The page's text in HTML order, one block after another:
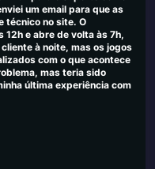
um email para que as
técnico no site. O
e abre de volta às 7h,
à noite, mas os jogos
com o que acontece
mas teria sido
última experiência com